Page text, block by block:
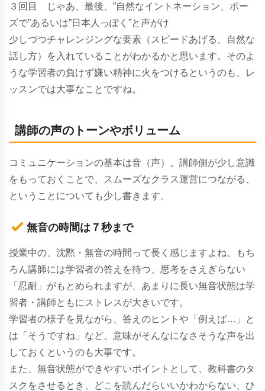
３回目 じゃあ、最後、”自然なイントネーション、ポー
ズで”あるいは”日本人っぽく”と声がけ
少しづつチャレンジングな要素（スピードあげる、自然な
話し方）を入れていることがわかるかと思います。そのよ
うな学習者の負けず嫌い精神に火をつけるというのも、レ
ッスンでは大事なことですね。
講師の声のトーンやボリューム
コミュニケーションの基本は音（声）。講師側が少し意識
をもっておくことで、スムーズなクラス運営につながる、
ということについても少し書きます。
無音の時間は７秒まで
授業中の、沈黙・無音の時間って長く感じますよね。もち
ろん講師には学習者の答えを待つ、思考をさえぎらない
「忍耐」がもとめられますが、あまりに長い無音状態は学
習者・講師ともにストレスが大きいです。
学習者の様子を見ながら、答えのヒントや「例えば…」と
は「そうですね」など、意味がそんなになさそうな声を出
しておくというのも大事です。
また、無音状態ができやすいポイントとして、教科書のタ
スクをさせるとき、どこを読んだらいいかわからない、ひ